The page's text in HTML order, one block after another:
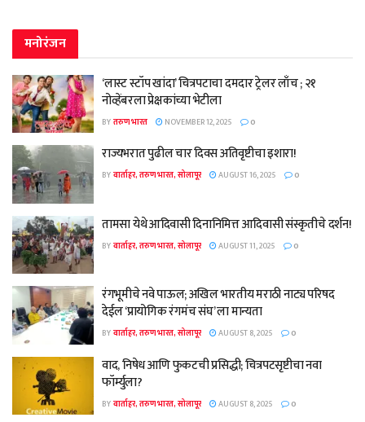
मनोरंजन
‘लास्ट स्टॉप खांदा’ चित्रपटाचा दमदार ट्रेलर लाँच ; २१
नोव्हेंबरला प्रेक्षकांच्या भेटीला
BYतरुण भारत NOVEMBER 12, 2025 0
राज्यभरात पुढील चार दिवस अतिवृष्टीचा इशारा!
BYवार्ताहर, तरुण भारत, सोलापूर AUGUST 16, 2025 0
तामसा येथे आदिवासी दिनानिमित्त आदिवासी संस्कृतीचे दर्शन!
BYवार्ताहर, तरुण भारत, सोलापूर AUGUST 11, 2025 0
रंगभूमीचे नवे पाऊल; अखिल भारतीय मराठी नाट्य परिषद
देईल ‘प्रायोगिक रंगमंच संघ’ ला मान्यता
BYवार्ताहर, तरुण भारत, सोलापूर AUGUST 8, 2025 0
वाद, निषेध आणि फुकटची प्रसिद्धी; चित्रपटसृष्टीचा नवा
फॉर्म्युला?
BYवार्ताहर, तरुण भारत, सोलापूर AUGUST 8, 2025 0